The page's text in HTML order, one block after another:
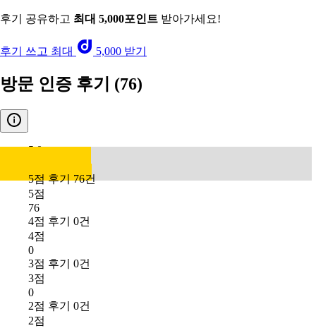
후기 공유하고 최대 5,000포인트 받아가세요!
후기 쓰고 최대 5,000 받기
방문 인증 후기 (76)
5.0
5점 후기 76건
5점
76
4점 후기 0건
4점
0
3점 후기 0건
3점
0
2점 후기 0건
2점